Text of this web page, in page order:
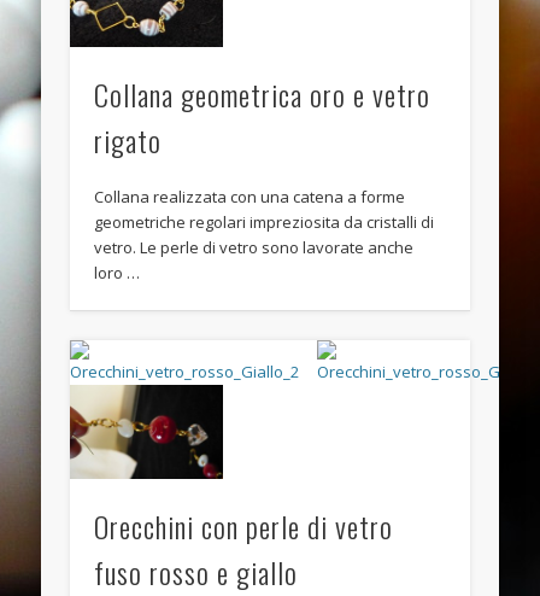
November 2013
October 2013
September 2013
August 2013
June 2013
Categories
ANELLI
BRACCIALI
COLLANE E PENDENTI
ORECCHINI
Meta
RSS
Collana geometrica oro e vetro
rigato
Collana realizzata con una catena a forme
geometriche regolari impreziosita da cristalli di
vetro. Le perle di vetro sono lavorate anche
loro …
Orecchini con perle di vetro
fuso rosso e giallo